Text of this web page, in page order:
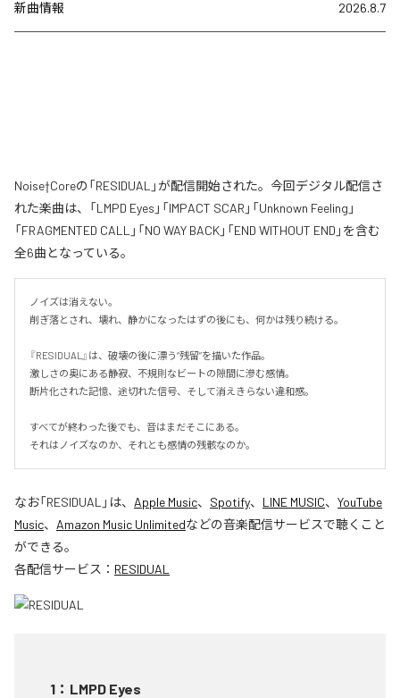
新曲情報 2026.8.7
Noise†Coreの「RESIDUAL」が配信開始された。今回デジタル配信さ
れた楽曲は、「LMPD Eyes」「IMPACT SCAR」「Unknown Feeling」
「FRAGMENTED CALL」「NO WAY BACK」「END WITHOUT END」を含む
全6曲となっている。
ノイズは消えない。
削ぎ落とされ、壊れ、静かになったはずの後にも、何かは残り続ける。
『RESIDUAL』は、破壊の後に漂う“残留”を描いた作品。
激しさの奥にある静寂、不規則なビートの隙間に滲む感情。
断片化された記憶、途切れた信号、そして消えきらない違和感。
すべてが終わった後でも、音はまだそこにある。
それはノイズなのか、それとも感情の残骸なのか。
なお「RESIDUAL 」は、 Apple Music、 Spotify、 LINE MUSIC、 YouTube
Music、 Amazon Music Unlimitedなどの音楽配信サービスで聴くこと
ができる。
各配信サービス： RESIDUAL
1 ： LMPD Eyes